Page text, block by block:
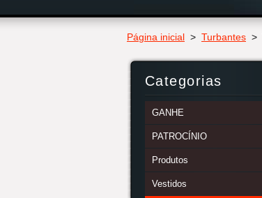
Página inicial > Turbantes >
Categorias
GANHE
PATROCÍNIO
Produtos
Vestidos